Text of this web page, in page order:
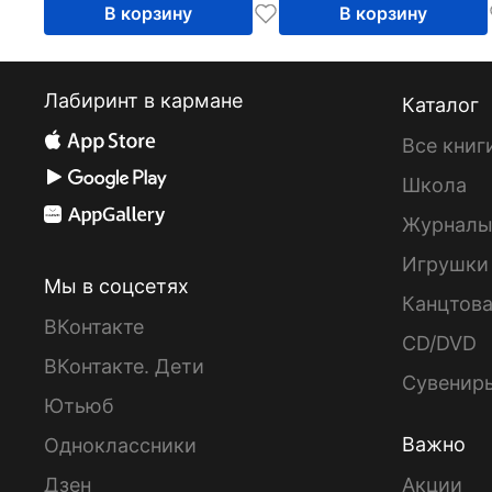
В корзину В корзину
Лабиринт в кармане
Мы в соцсетях
ВКонтакте
ВКонтакте. Дети
Ютьюб
Одноклассники
Дзен
Каталог
Все
Школа
Журналы
Игрушки
CD/DVD
Важно
Акции